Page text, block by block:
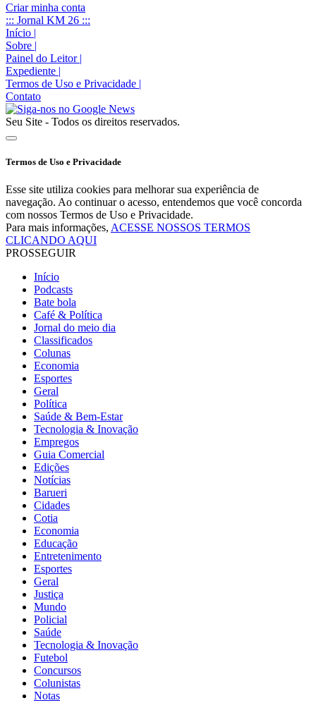
Criar minha conta
::: Jornal KM 26 :::
Início |
Sobre |
Painel do Leitor |
Expediente |
Termos de Uso e Privacidade |
Contato
Seu Site - Todos os direitos reservados.
Termos de Uso e Privacidade
Esse site utiliza cookies para melhorar sua experiência de
navegação. Ao continuar o acesso, entendemos que você concorda
com nossos Termos de Uso e Privacidade.
Para mais informações, ACESSE NOSSOS TERMOS
CLICANDO AQUI
PROSSEGUIR
Início
Podcasts
Bate bola
Café & Política
Jornal do meio dia
Classificados
Colunas
Economia
Esportes
Geral
Política
Saúde & Bem-Estar
Tecnologia & Inovação
Empregos
Guia Comercial
Edições
Notícias
Barueri
Cidades
Cotia
Economia
Educação
Entretenimento
Esportes
Geral
Justiça
Mundo
Policial
Saúde
Tecnologia & Inovação
Futebol
Concursos
Colunistas
Notas